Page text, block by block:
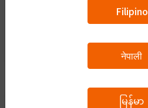
208,960円～288,960円
ハローワーク求人
Filipino
नेपाली
မြန်မာ